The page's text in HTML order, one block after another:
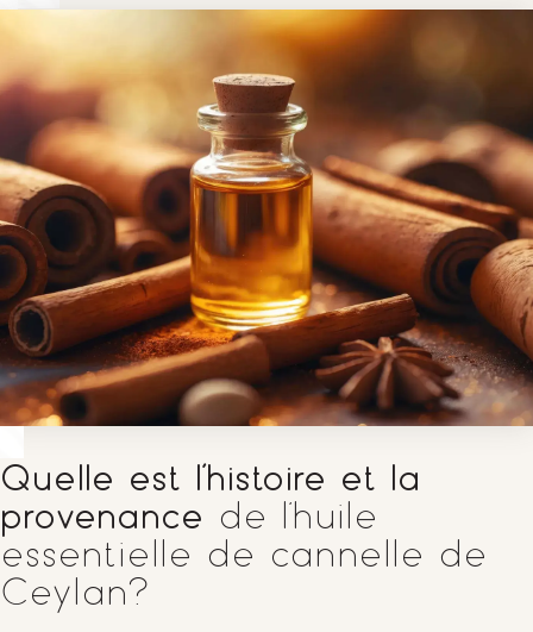
Quelle est l’histoire et la
provenance
de l’huile
essentielle de cannelle de
Ceylan?